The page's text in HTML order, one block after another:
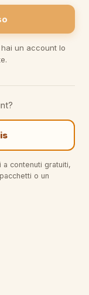
un account lo
contenuti gratuiti,
o un